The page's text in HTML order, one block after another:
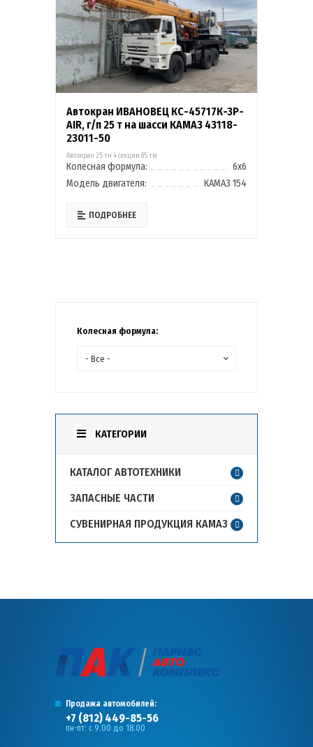
Автокран ИВАНОВЕЦ КС-45717К-3Р-
AIR, г/п 25 т на шасси КАМАЗ 43118-
23011-50
Автокран 25 тн 4 секции 85 тм
Колесная формула:
6х6
Модель двигателя:
КАМАЗ 154
ПОДРОБНЕЕ
Колесная формула:
КАТЕГОРИИ
КАТАЛОГ АВТОТЕХНИКИ
ЗАПАСНЫЕ ЧАСТИ
СУВЕНИРНАЯ ПРОДУКЦИЯ КАМАЗ
Продажа автомобилей:
+7 (812) 449-85-56
пн-пт: с 9.00 до 18.00